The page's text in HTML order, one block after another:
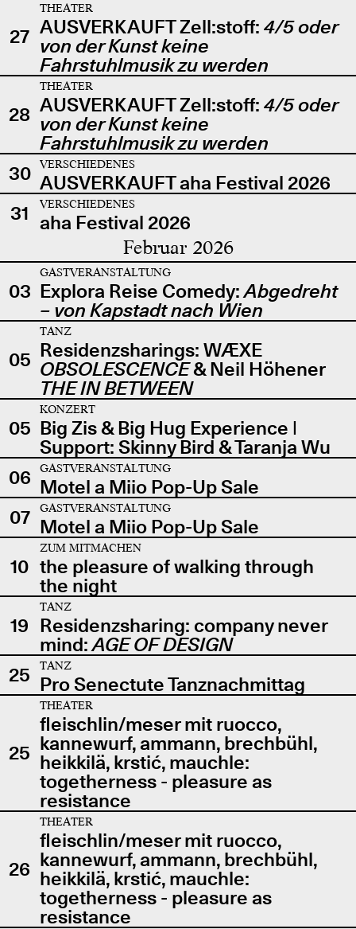
27
THEATER
AUSVERKAUFT Zell:stoff: 4/5 oder
von der Kunst keine
Fahrstuhlmusik zu werden
28
THEATER
AUSVERKAUFT Zell:stoff: 4/5 oder
von der Kunst keine
Fahrstuhlmusik zu werden
30
VERSCHIEDENES
AUSVERKAUFT aha Festival 2026
31
VERSCHIEDENES
aha Festival 2026
Februar 2026
03
GASTVERANSTALTUNG
Explora Reise Comedy:Abgedreht
– von Kapstadt nach Wien
05
TANZ
Residenzsharings: WÆXE
OBSOLESCENCE& Neil Höhener
THE IN BETWEEN
05
KONZERT
Big Zis & Big Hug Experience |
Support: Skinny Bird & Taranja Wu
06
GASTVERANSTALTUNG
Motel a Miio Pop-Up Sale
07
GASTVERANSTALTUNG
Motel a Miio Pop-Up Sale
10
ZUM MITMACHEN
the pleasure of walking through
the night
19
TANZ
Residenzsharing: company never
mind:AGE OF DESIGN
25
TANZ
Pro Senectute Tanznachmittag
25
THEATER
fleischlin/meser mit ruocco,
kannewurf, ammann, brechbühl,
heikkilä, krstić, mauchle:
togetherness - pleasure as
resistance
26
THEATER
fleischlin/meser mit ruocco,
kannewurf, ammann, brechbühl,
heikkilä, krstić, mauchle:
togetherness - pleasure as
resistance